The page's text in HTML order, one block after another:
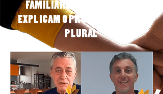
FAMILIARES E APOIADORES
EXPLICAM O PROGRAMA SANTA
PLURAL